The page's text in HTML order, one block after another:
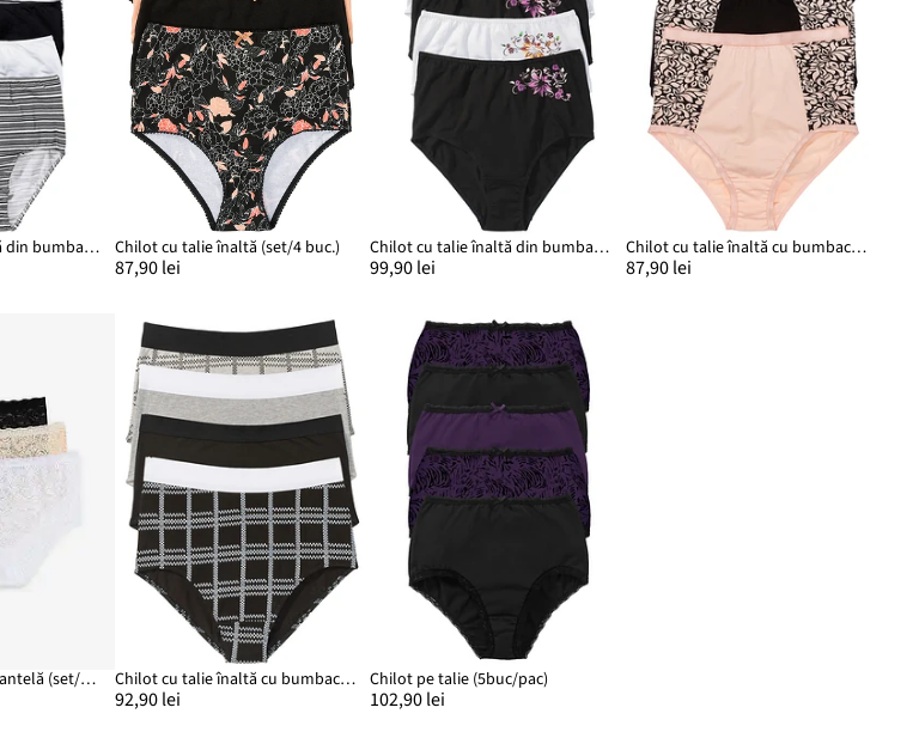
Chilot cu talie înaltă din bumbac moale (set/6 buc.) Chilot cu talie înaltă (set/4 buc.)
87,90 lei
Chilot cu talie înaltă din bumbac moale (set/5 buc.)
99,90 lei
Chilot cu talie înaltă cu bumbac organic (4 buc.)
87,90 lei
Chilot pe talie din dantelă (set/3 perechi) Chilot cu talie înaltă cu bumbac organic (set/4 buc.)
92,90 lei
Chilot pe talie (5buc/pac)
102,90 lei